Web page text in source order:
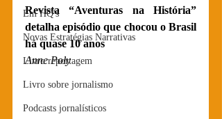
Em HQ's
Novas Estratégias Narrativas
Livro reportagem
Livro sobre jornalismo
Podcasts jornalísticos
Revista “Aventuras na História”
detalha episódio que chocou o Brasil
há quase 10 anos
Anne Poly